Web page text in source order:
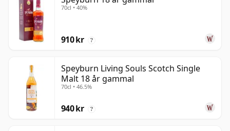
70cl • 40%
910 kr ?
Speyburn Living Souls Scotch Single
Malt 18 år gammal
70cl • 46.5%
940 kr ?